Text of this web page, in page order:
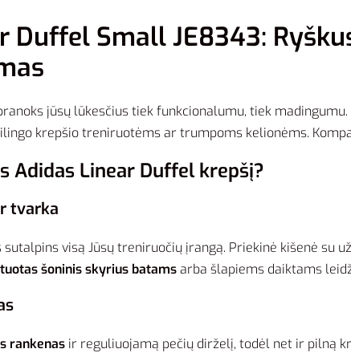
Duffel Small JE8343:
jūsų lūkesčius tiek funkcionalumu, tiek madingumu.
krepšio treniruotėms ar trumpoms kelionėms.
Adidas Linear Duffel krepšį?
tvarka
sutalpins visą Jūsų treniruočių įrangą. Priekinė kišenė
šoninis skyrius batamsarba šlapiems daiktams
rankenas ir reguliuojamą pečių dirželį, todėl net ir pilną